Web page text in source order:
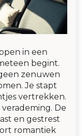
in een
begint.
zenuwen
Je stapt
vertrekken.
De
en gestrest
romantiek